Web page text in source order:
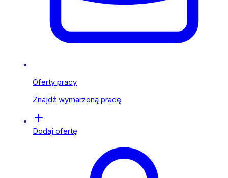
Oferty pracy
Znajdź wymarzoną pracę
Dodaj ofertę